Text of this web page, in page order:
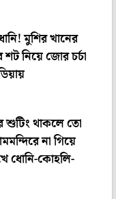
মুশির খানের
শট নিয়ে জোর চর্চা
শুটিং থাকলে তো
না গিয়ে
ধোনি-কোহলি-